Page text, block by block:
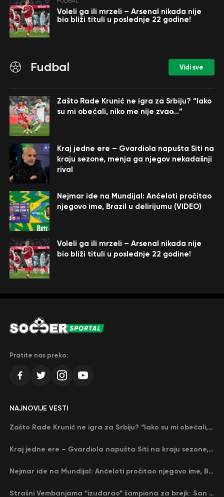
Voleli ga ili mrzeli – Arsenal nikada nije
bio bliži tituli u poslednje 22 godine!
Fudbal Vidi sve
Zašto Rade Krunić ne igra za Srbiju? “Iako
su mi obećali, niko me nije zvao…”
Kraj jedne ere – Gvardiola napušta Siti na
kraju sezone, menja ga njegov nekadašnji
rival
Nejmar ide na Mundijal: Anćeloti pročitao
njegovo ime, Brazil u delirijumu (VIDEO)
Voleli ga ili mrzeli – Arsenal nikada nije
bio bliži tituli u poslednje 22 godine!
Pratite nas preko:
NAJNOVIJE VESTI
Zašto Rade Krunić ne igra za Srbiju? “Iako su mi obećali, niko me nije zvao…”
Kraj jedne ere – Gvardiola napušta Siti na kraju sezone, menja ga njegov nekadašnji rival
Nejmar ide na Mundijal: Anćeloti pročitao njegovo ime, Brazil u delirijumu (VIDEO)
Strašni Vembanjama “izudarao” šampiona za brejk: San Antonio poveo protiv Oklahome